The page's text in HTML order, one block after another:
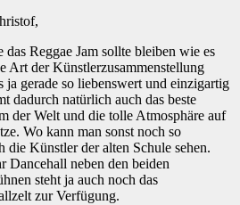
das Reggae Jam sollte bleiben wie es
Art der Künstlerzusammenstellung
ja gerade so liebenswert und einzigartig
dadurch natürlich auch das beste
der Welt und die tolle Atmosphäre auf
Wo kann man sonst noch so
die Künstler der alten Schule sehen.
Dancehall neben den beiden
steht ja auch noch das
zur Verfügung.